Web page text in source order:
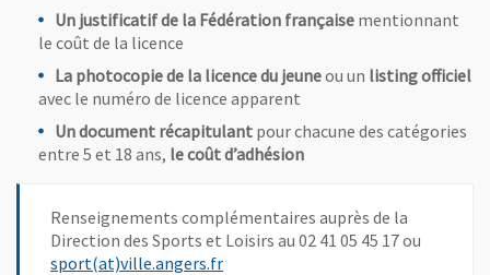
Un justificatif de la Fédération française mentionnant
le coût de la licence
La photocopie de la licence du jeuneou un listing officiel
avec le numéro de licence apparent
Un document récapitulant pour chacune des catégories
entre 5 et 18 ans, le coût d’adhésion
Renseignements complémentaires auprès de la
Direction des Sports et Loisirs au 02 41 05 45 17 ou
sport(at)ville.angers.fr, Ouvre une nouvelle fenêtre